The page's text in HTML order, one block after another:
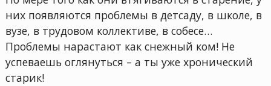
них появляются проблемы в детсаду, в школе, в
вузе, в трудовом коллективе, в собесе…
Проблемы нарастают как снежный ком! Не
успеваешь оглянуться – а ты уже хронический
старик!